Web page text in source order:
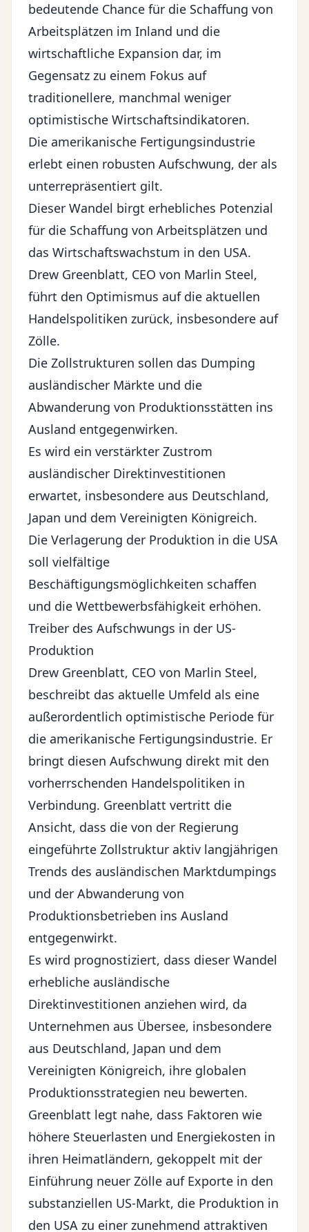
bedeutende Chance für die Schaffung von
Arbeitsplätzen im Inland und die
wirtschaftliche Expansion dar, im
Gegensatz zu einem Fokus auf
traditionellere, manchmal weniger
optimistische Wirtschaftsindikatoren.
Die amerikanische Fertigungsindustrie
erlebt einen robusten Aufschwung, der als
unterrepräsentiert gilt.
Dieser Wandel birgt erhebliches Potenzial
für die Schaffung von Arbeitsplätzen und
das Wirtschaftswachstum in den USA.
Drew Greenblatt, CEO von Marlin Steel,
führt den Optimismus auf die aktuellen
Handelspolitiken zurück, insbesondere auf
Zölle.
Die Zollstrukturen sollen das Dumping
ausländischer Märkte und die
Abwanderung von Produktionsstätten ins
Ausland entgegenwirken.
Es wird ein verstärkter Zustrom
ausländischer Direktinvestitionen
erwartet, insbesondere aus Deutschland,
Japan und dem Vereinigten Königreich.
Die Verlagerung der Produktion in die USA
soll vielfältige
Beschäftigungsmöglichkeiten schaffen
und die Wettbewerbsfähigkeit erhöhen.
Treiber des Aufschwungs in der US-
Produktion
Drew Greenblatt, CEO von Marlin Steel,
beschreibt das aktuelle Umfeld als eine
außerordentlich optimistische Periode für
die amerikanische Fertigungsindustrie. Er
bringt diesen Aufschwung direkt mit den
vorherrschenden Handelspolitiken in
Verbindung. Greenblatt vertritt die
Ansicht, dass die von der Regierung
eingeführte Zollstruktur aktiv langjährigen
Trends des ausländischen Marktdumpings
und der Abwanderung von
Produktionsbetrieben ins Ausland
entgegenwirkt.
Es wird prognostiziert, dass dieser Wandel
erhebliche ausländische
Direktinvestitionen anziehen wird, da
Unternehmen aus Übersee, insbesondere
aus Deutschland, Japan und dem
Vereinigten Königreich, ihre globalen
Produktionsstrategien neu bewerten.
Greenblatt legt nahe, dass Faktoren wie
höhere Steuerlasten und Energiekosten in
ihren Heimatländern, gekoppelt mit der
Einführung neuer Zölle auf Exporte in den
substanziellen US-Markt, die Produktion in
den USA zu einer zunehmend attraktiven